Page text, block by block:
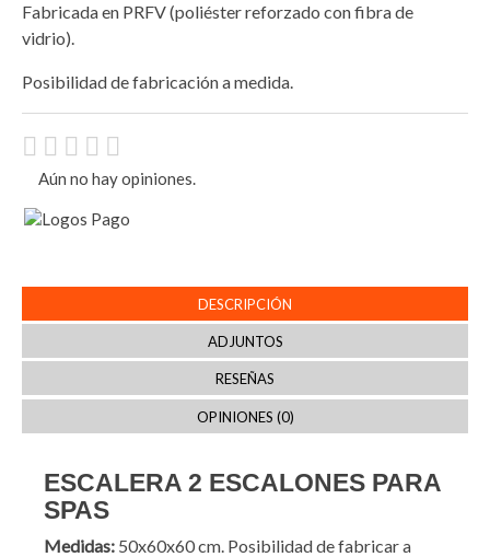
Fabricada en PRFV (poliéster reforzado con fibra de
vidrio).
Posibilidad de fabricación a medida.
Aún no hay opiniones.
DESCRIPCIÓN
ADJUNTOS
RESEÑAS
OPINIONES (0)
ESCALERA 2 ESCALONES PARA
SPAS
Medidas: 50x60x60 cm. Posibilidad de fabricar a